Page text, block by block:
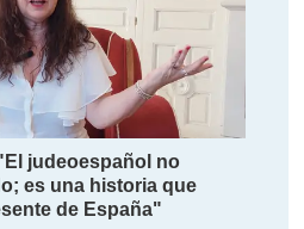
judeoespañol no
es una historia que
de España"